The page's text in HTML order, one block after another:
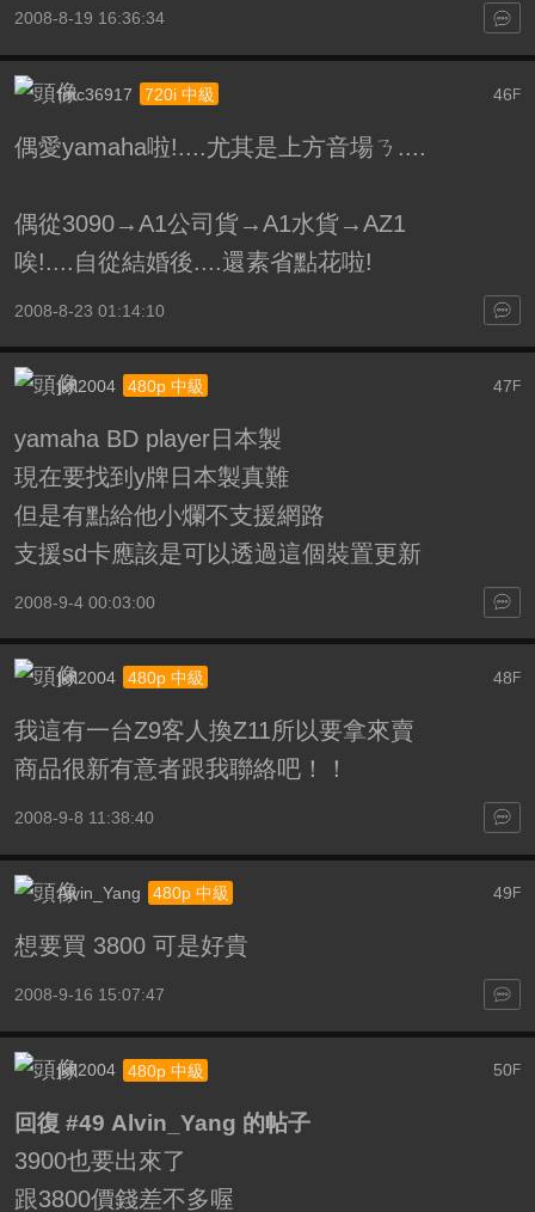
2008-8-19 16:36:34
46F
fmc36917 720i 中級
偶愛yamaha啦!....尤其是上方音場ㄋ....
偶從3090→A1公司貨→A1水貨→AZ1
唉!....自從結婚後....還素省點花啦!
2008-8-23 01:14:10
47 F
jkfl2004 480p 中級
yamaha BD player日本製
現在要找到y牌日本製真難
但是有點給他小爛不支援網路
支援sd卡應該是可以透過這個裝置更新
2008-9-4 00:03:00
48 F
jkfl2004 480p 中級
我這有一台Z9客人換Z11所以要拿來賣
商品很新有意者跟我聯絡吧！！
2008-9-8 11:38:40
49 F
Alvin_Yang 480p 中級
想要買 3800 可是好貴
2008-9-16 15:07:47
50F
jkfl2004 480p 中級
回復 #49 Alvin_Yang 的帖子
3900也要出來了
跟3800價錢差不多喔